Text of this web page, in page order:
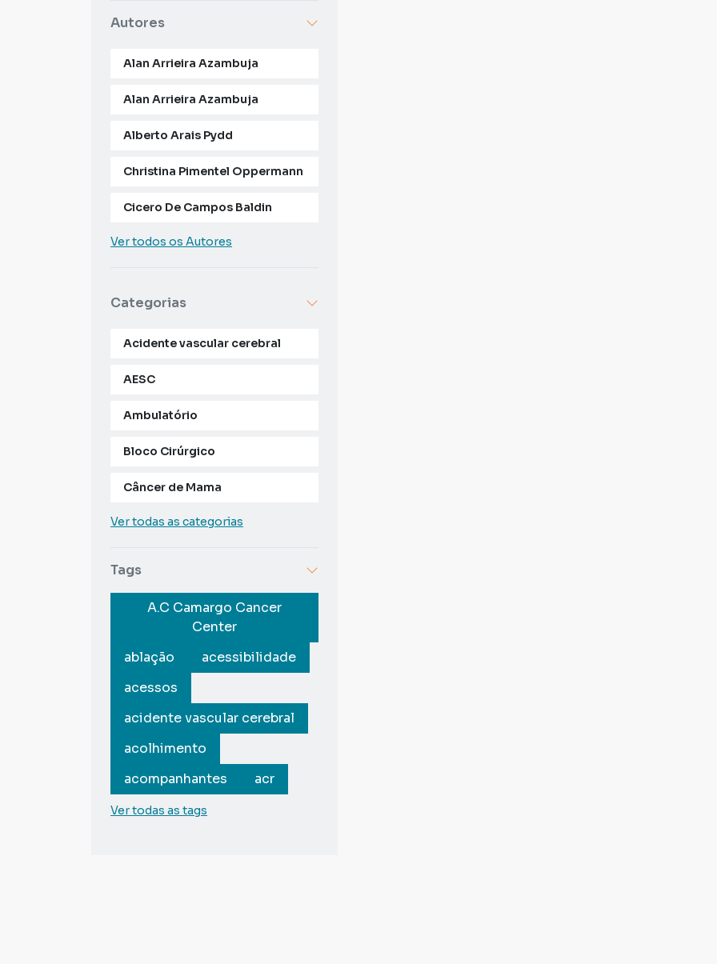
Autores
Alan Arrieira Azambuja
Alan Arrieira Azambuja
Alberto Arais Pydd
Christina Pimentel Oppermann
Cicero De Campos Baldin
Ver todos os Autores
Categorias
Acidente vascular cerebral
AESC
Ambulatório
Bloco Cirúrgico
Câncer de Mama
Ver todas as categorias
Tags
A.C Camargo Cancer
Center
ablação
acessibilidade
acessos
acidente vascular cerebral
acolhimento
acompanhantes
acr
Ver todas as tags